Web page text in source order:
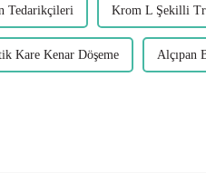
Tedarikçileri Krom L Şekilli
Kare Kenar Döşeme Alçıpan